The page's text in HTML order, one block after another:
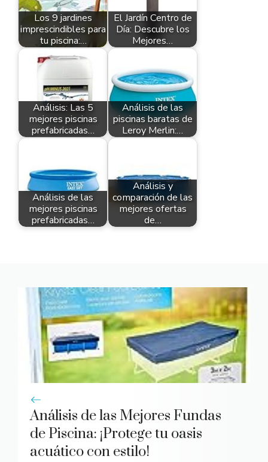
Los 9 jardines
imprescindibles para
tu piscina:…
El Jardín Centro de
Día: Descubre los
Mejores…
Análisis: Las 5
mejores piscinas
prefabricadas…
Análisis de las
piscinas baratas de
Leroy Merlin:…
Análisis de las
mejores piscinas
prefabricadas…
Análisis y
comparación de las
mejores ofertas
de…
Análisis de las Mejores Fundas
de Piscina: ¡Protege tu oasis
acuático con estilo!